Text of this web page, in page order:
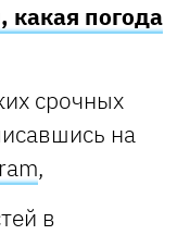
погода
срочных
на
,
в